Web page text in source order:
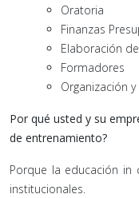
Oratoria
Finanzas
Elaboración
Formadores
Organización
Por qué usted y su
de entrenamiento?
Porque la educación in
institucionales.